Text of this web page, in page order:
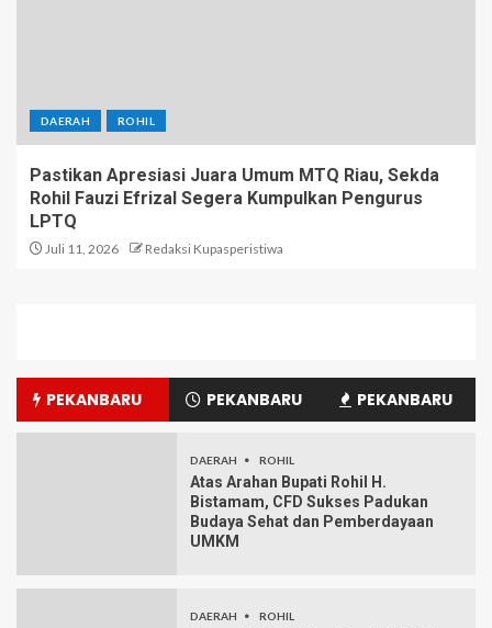
DAERAH ROHIL
Pastikan Apresiasi Juara Umum MTQ Riau, Sekda
Rohil Fauzi Efrizal Segera Kumpulkan Pengurus
LPTQ
Juli 11, 2026 Redaksi Kupasperistiwa
PEKANBARU PEKANBARU PEKANBARU
DAERAH ROHIL
Atas Arahan Bupati Rohil H.
Bistamam, CFD Sukses Padukan
Budaya Sehat dan Pemberdayaan
UMKM
DAERAH ROHIL